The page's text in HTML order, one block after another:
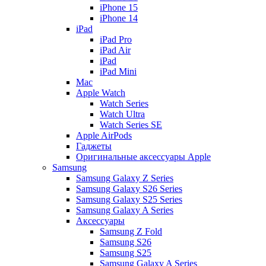
iPhone 15
iPhone 14
iPad
iPad Pro
iPad Air
iPad
iPad Mini
Mac
Apple Watch
Watch Series
Watch Ultra
Watch Series SE
Apple AirPods
Гаджеты
Оригинальные аксессуары Apple
Samsung
Samsung Galaxy Z Series
Samsung Galaxy S26 Series
Samsung Galaxy S25 Series
Samsung Galaxy A Series
Аксессуары
Samsung Z Fold
Samsung S26
Samsung S25
Samsung Galaxy A Series